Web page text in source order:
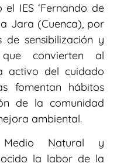
IES ‘Fernando de
Jara (Cuenca), por
sensibilización y
que convierten al
activo del cuidado
fomentan hábitos
de la comunidad
ambiental.
Natural y
la labor de la